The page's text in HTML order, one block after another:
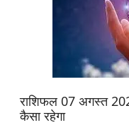
राशिफल 07 अगस्त
कैसा रहेगा